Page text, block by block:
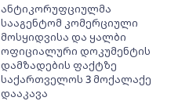
ანტიკორუფციულმა
სააგენტომ კომერციული
მოსყიდვისა და ყალბი
ოფიციალური დოკუმენტის
დამზადების ფაქტზე
საქართველოს 3 მოქალაქე
დააკავა